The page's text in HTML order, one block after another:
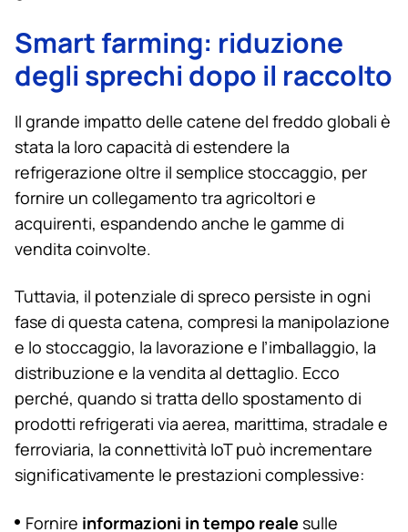
Smart farming: riduzione
degli sprechi dopo il raccolto
Il grande impatto delle catene del freddo globali è
stata la loro capacità di estendere la
refrigerazione oltre il semplice stoccaggio, per
fornire un collegamento tra agricoltori e
acquirenti, espandendo anche le gamme di
vendita coinvolte.
Tuttavia, il potenziale di spreco persiste in ogni
fase di questa catena, compresi la manipolazione
e lo stoccaggio, la lavorazione e l’imballaggio, la
distribuzione e la vendita al dettaglio. Ecco
perché, quando si tratta dello spostamento di
prodotti refrigerati via aerea, marittima, stradale e
ferroviaria, la connettività IoT può incrementare
significativamente le prestazioni complessive:
Fornire informazioni in tempo reale sulle